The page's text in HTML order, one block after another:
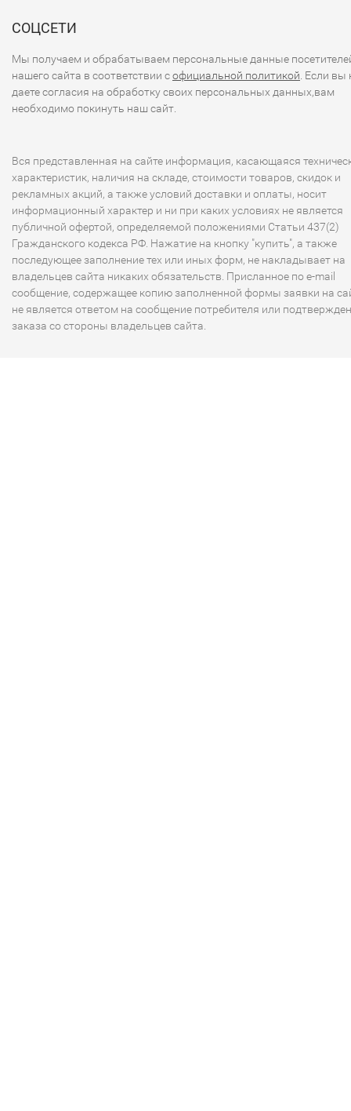
СОЦСЕТИ
Мы получаем и обрабатываем персональные данные
нашего сайта в соответствии софициальной политикой . Если вы
даете согласия на обработку своих персональных данных,вам
необходимо покинуть наш сайт.
Вся представленная на сайте информация, касающаяся
характеристик, наличия на складе, стоимости товаров, скидок и
рекламных акций, а также условий доставки и оплаты, носит
информационный характер и ни при каких условиях не является
публичной офертой, определяемой положениями Статьи 437(2)
Гражданского кодекса РФ. Нажатие на кнопку "купить", а также
последующее заполнение тех или иных форм, не накладывает на
владельцев сайта никаких обязательств. Присланное по e-mail
сообщение, содержащее копию заполненной формы заявки на
не является ответом на сообщение потребителя или
заказа со стороны владельцев сайта.